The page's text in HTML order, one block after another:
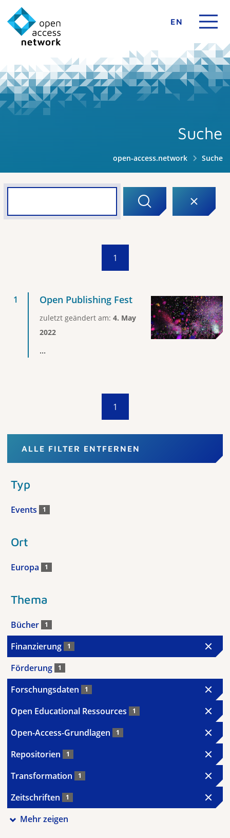
EN
Suche
open-access.network Suche
1
Open Publishing Fest
zuletzt geändert am: 4. May
2022
...
1
ALLE FILTER ENTFERNEN
Typ
Events 1
Ort
Europa 1
Thema
Bücher 1
Finanzierung 1
Förderung 1
Forschungsdaten 1
Open Educational Ressources 1
Open-Access-Grundlagen 1
Repositorien 1
Transformation 1
Zeitschriften 1
Mehr zeigen